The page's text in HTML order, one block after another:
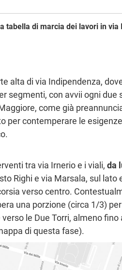
alta di via Indipendenza,
segmenti, con avvii ogni
come già
per contemperare le
tra via Irnerio e i viali,da
Righi e via Marsala, sul
verso centro.
una porzione (circa 1/3)
le Due Torri, almeno fino
di questa fase).